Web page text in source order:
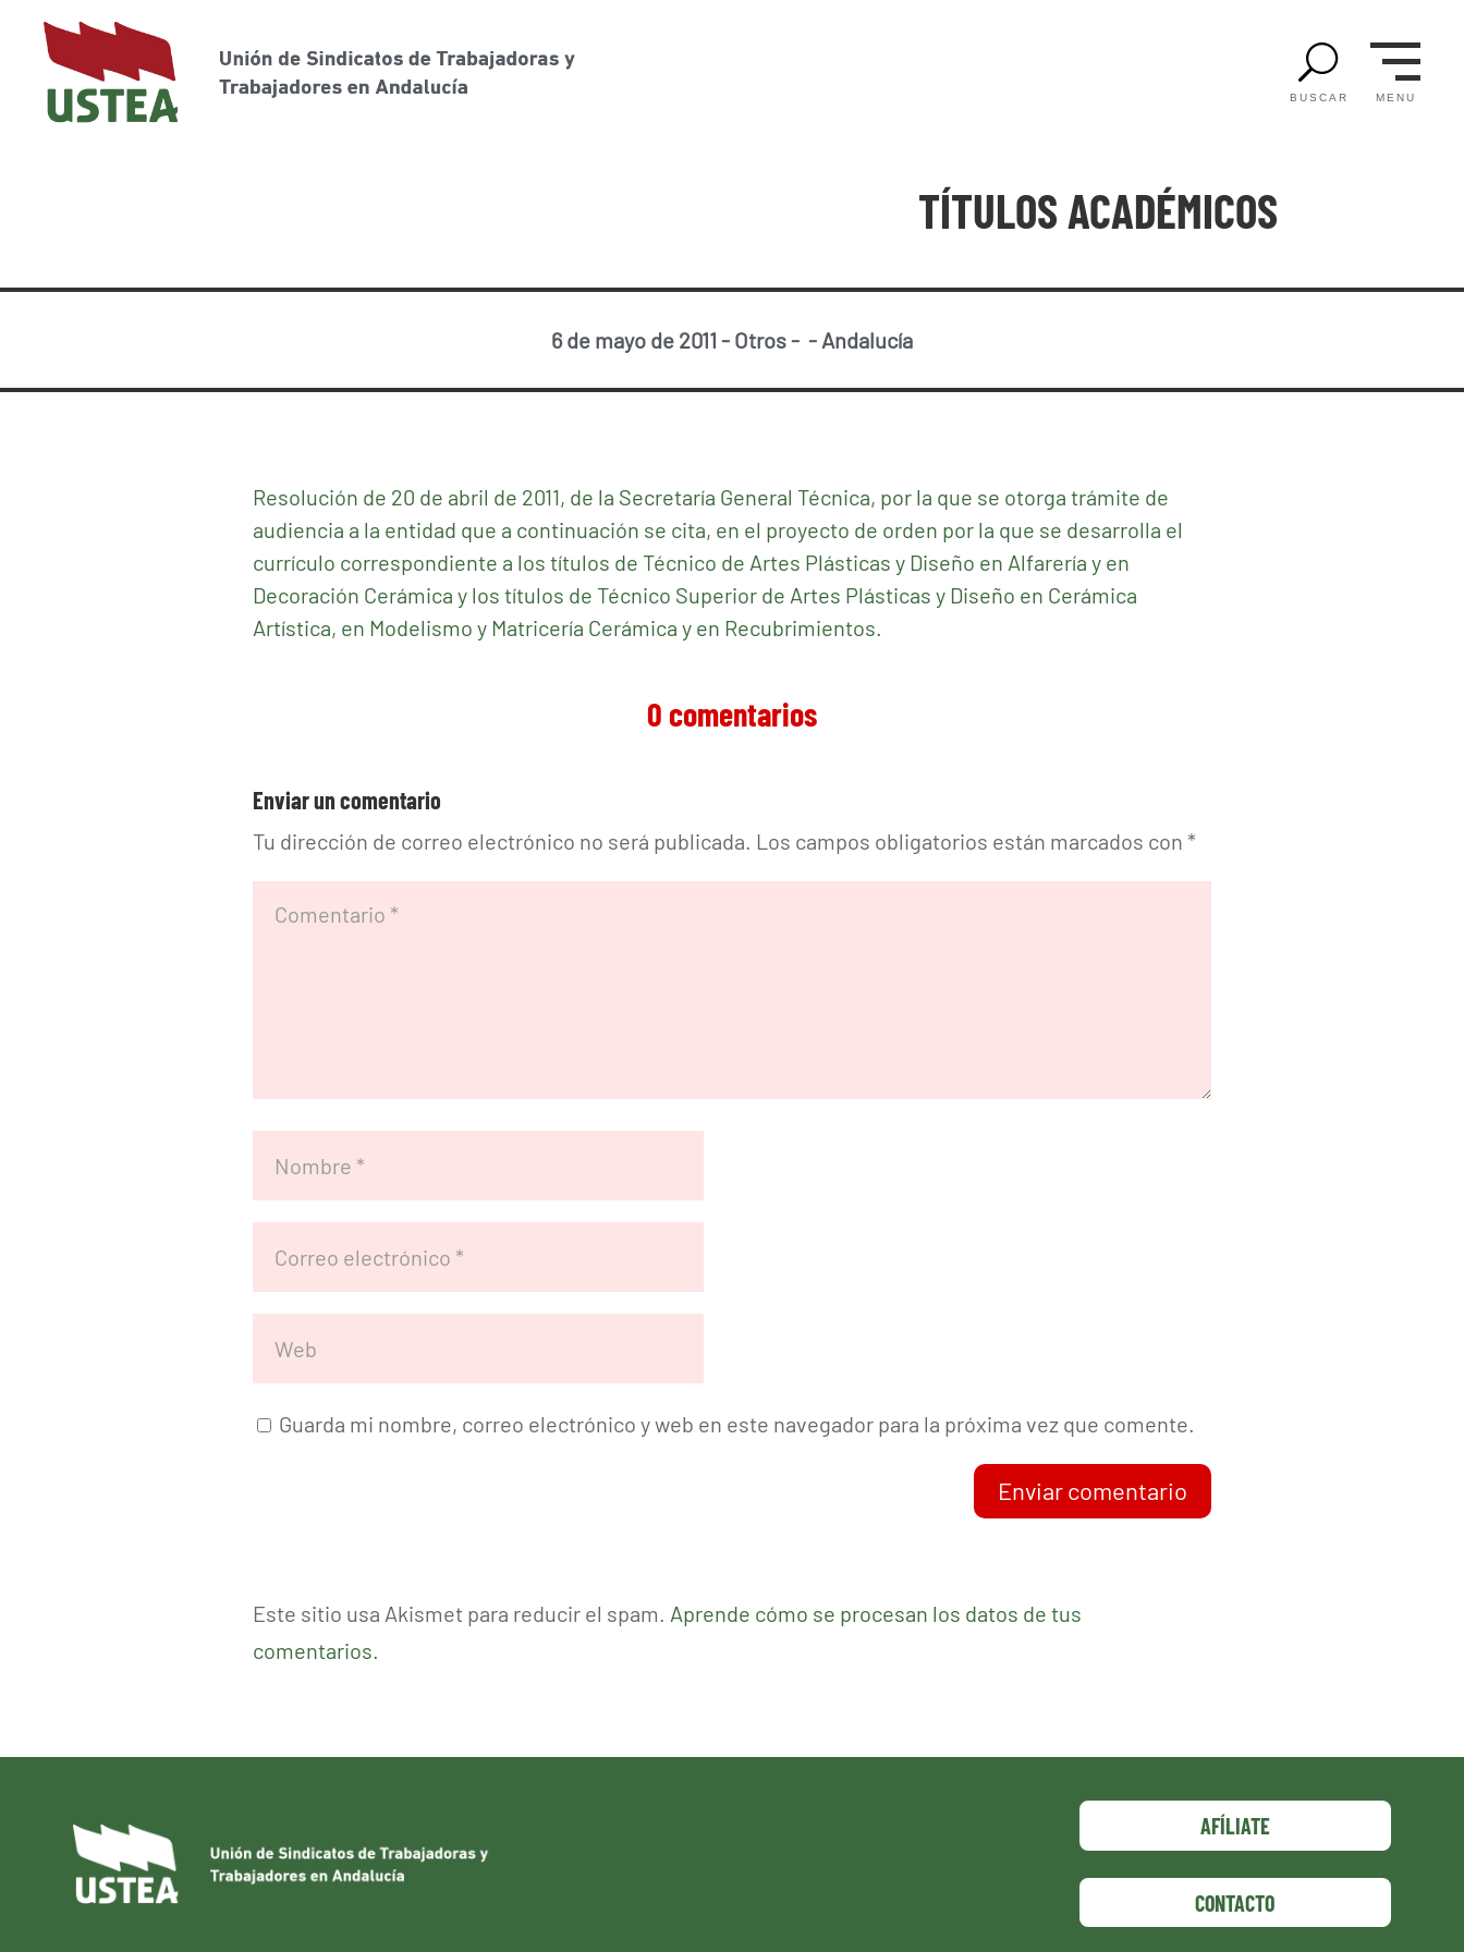
U
BUSCAR MENU
TÍTULOS ACADÉMICOS
6 de mayo de 2011 - Otros- - Andalucía
Resolución de 20 de abril de 2011, de la Secretaría General Técnica, por la que se otorga trámite de
audiencia a la entidad que a continuación se cita, en el proyecto de orden por la que se desarrolla el
currículo correspondiente a los títulos de Técnico de Artes Plásticas y Diseño en Alfarería y en
Decoración Cerámica y los títulos de Técnico Superior de Artes Plásticas y Diseño en Cerámica
Artística, en Modelismo y Matricería Cerámica y en Recubrimientos.
0 comentarios
Enviar un comentario
Tu dirección de correo electrónico no será publicada. Los campos obligatorios están marcados con *
Guarda mi nombre, correo electrónico y web en este navegador para la próxima vez que comente.
Enviar comentario
Este sitio usa Akismet para reducir el spam. Aprende cómo se procesan los datos de tus
comentarios.
AFÍLIATE
CONTACTO